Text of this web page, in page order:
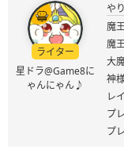
ライター
星ドラ@Game8に
ゃんにゃん♪
や
魔
魔
大
神
レ
プ
プ